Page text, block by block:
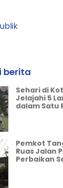
berita
Sehari di
Jelajahi 5
dalam Satu
Pemkot
Ruas Jalan
Perbaikan